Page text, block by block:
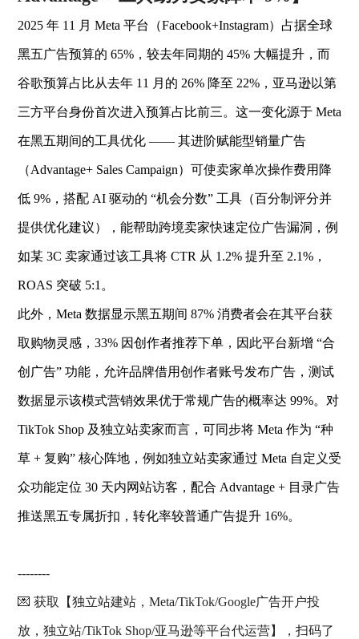
2025 年 11 月 Meta 平台（Facebook+Instagram）占据全球
黑五广告预算的 65%，较去年同期的 45% 大幅提升，而
谷歌预算占比从去年 11 月的 26% 降至 22%，亚马逊以第
三方平台身份首次进入预算占比前三。这一变化源于 Meta
在黑五期间的工具优化 —— 其进阶赋能型销量广告
（Advantage+ Sales Campaign）可使卖家单次操作费用降
低 9%，搭配 AI 驱动的 “机会分数” 工具（百分制评分并
提供优化建议），能帮助跨境卖家快速定位广告漏洞，例
如某 3C 卖家通过该工具将 CTR 从 1.2% 提升至 2.1%，
ROAS 突破 5:1。
此外，Meta 数据显示黑五期间 87% 消费者会在其平台获
取购物灵感，33% 因创作者推荐下单，因此平台新增 “合
创广告” 功能，允许品牌借用创作者账号发布广告，测试
数据显示该模式营销效果优于常规广告的概率达 99%。对
TikTok Shop 及独立站卖家而言，可同步将 Meta 作为 “种
草 + 复购” 核心阵地，例如独立站卖家通过 Meta 自定义受
众功能定位 30 天内网站访客，配合 Advantage + 目录广告
推送黑五专属折扣，转化率较普通广告提升 16%。
--------
💌 获取【独立站建站，Meta/TikTok/Google广告开户投
放，独立站/TikTok Shop/亚马逊等平台代运营】，扫码了